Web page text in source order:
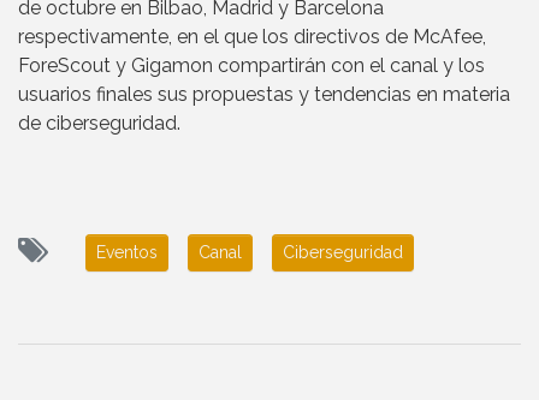
de octubre en Bilbao, Madrid y Barcelona
respectivamente, en el que los directivos de McAfee,
ForeScout y Gigamon compartirán con el canal y los
usuarios finales sus propuestas y tendencias en materia
de ciberseguridad.
Eventos Canal Ciberseguridad